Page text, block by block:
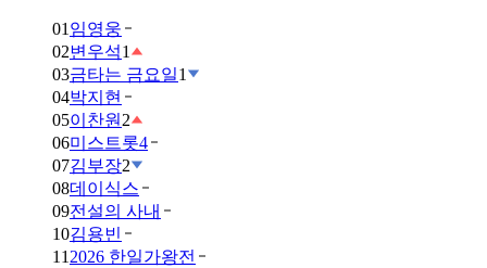
01 임영웅
02변우석1
03금타는 금요일1
04박지현
05이찬원 2
06미스트롯4
07김부장2
08데이식스
09전설의 사내
10김용빈
11 2026 한일가왕전